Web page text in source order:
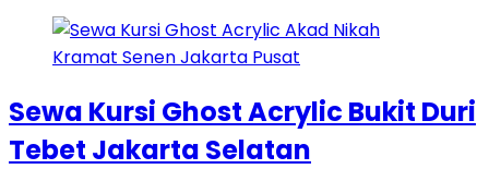
Sewa Kursi Ghost Acrylic Bukit Duri
Tebet Jakarta Selatan